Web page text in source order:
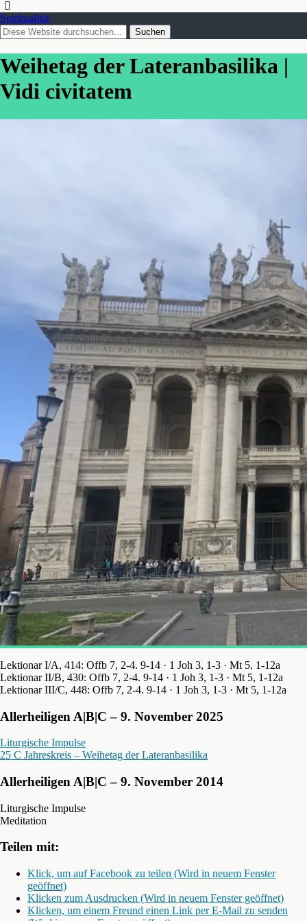
Spiritualität
Weihetag der Lateranbasilika |
Vidi civitatem
Lektionar I/A, 414: Offb 7, 2-4. 9-14 · 1 Joh 3, 1-3 · Mt 5, 1-12a
Lektionar II/B, 430: Offb 7, 2-4. 9-14 · 1 Joh 3, 1-3 · Mt 5, 1-12a
Lektionar III/C, 448: Offb 7, 2-4. 9-14 · 1 Joh 3, 1-3 · Mt 5, 1-12a
Allerheiligen A|B|C – 9. November 2025
Liturgische Impulse
25 C Jahreskreis – Weihetag der Lateranbasilika
Allerheiligen A|B|C – 9. November 2014
Liturgische Impulse
Meditation
Teilen mit:
Klick, um auf Facebook zu teilen (Wird in neuem Fenster
geöffnet)
Klicken zum Ausdrucken (Wird in neuem Fenster geöffnet)
Klicken, um einem Freund einen Link per E-Mail zu senden